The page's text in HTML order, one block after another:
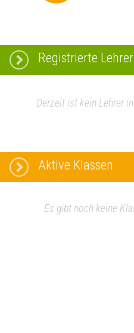
Registrierte Lehrer
Derzeit ist kein Lehrer
Aktive Klassen
Es gibt noch keine